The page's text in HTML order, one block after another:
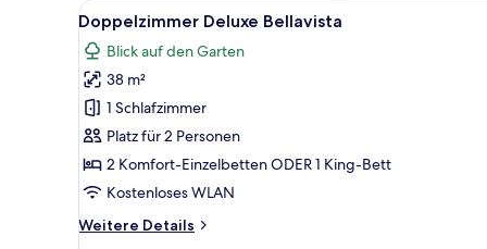
Alle
Fotos
für
Doppelzimmer
Deluxe
Bellavista
anzeigen
Ein Hotelzimmer mit einem
7
Doppelzimmer Deluxe Bellavista
Blick auf den Garten
38 m²
1 Schlafzimmer
Platz für 2 Personen
2 Komfort-Einzelbetten ODER 1 King-Bett
Kostenloses WLAN
Weitere Details
Weitere